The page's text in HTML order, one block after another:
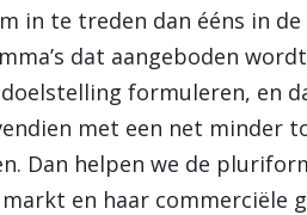
in te treden dan ééns in
dat aangeboden
formuleren, en
met een net minder
Dan helpen we de
en haar